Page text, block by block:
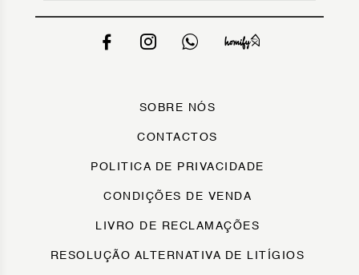
SOBRE NÓS
CONTACTOS
POLITICA DE PRIVACIDADE
CONDIÇÕES DE VENDA
LIVRO DE RECLAMAÇÕES
RESOLUÇÃO ALTERNATIVA DE LITÍGIOS